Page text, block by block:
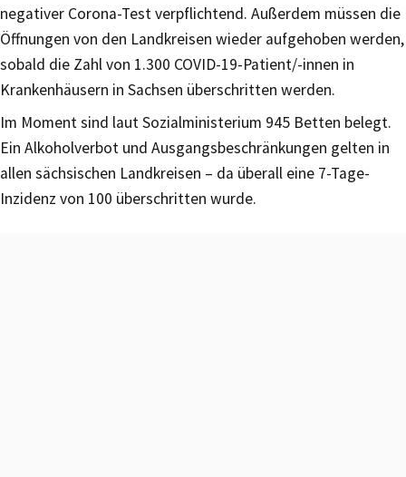
negativer Corona-Test verpflichtend. Außerdem müssen die
Öffnungen von den Landkreisen wieder aufgehoben werden,
sobald die Zahl von 1.300 COVID-19-Patient/-innen in
Krankenhäusern in Sachsen überschritten werden.
Im Moment sind laut Sozialministerium 945 Betten belegt.
Ein Alkoholverbot und Ausgangsbeschränkungen gelten in
allen sächsischen Landkreisen – da überall eine 7-Tage-
Inzidenz von 100 überschritten wurde.